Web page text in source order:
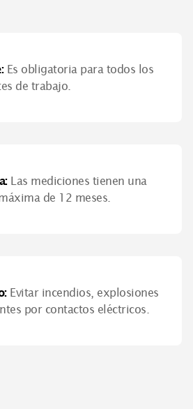
: Es obligatoria para todos los
de trabajo.
: Las mediciones tienen una
de 12 meses.
: Evitar incendios, explosiones
por contactos eléctricos.